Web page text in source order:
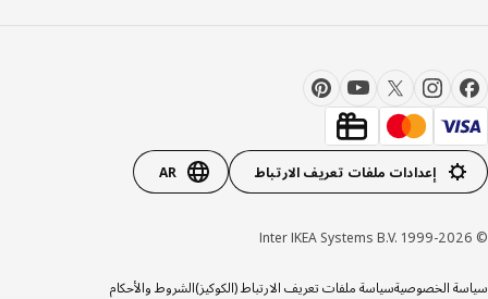
إعدادات ملفات تعريف الارتباط AR
الخصوصيةسياسة ملفات تعريف الارتباط (الكوكيز)الشروط والأحكام